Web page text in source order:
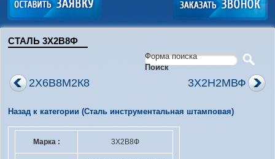
СТАЛЬ 3Х2В8Ф
Форма поиска
Поиск
2Х6В8М2К8 3Х2Н2МВФ
Назад к категории (Сталь инструментальная штамповая)
Марка : 3Х2В8Ф